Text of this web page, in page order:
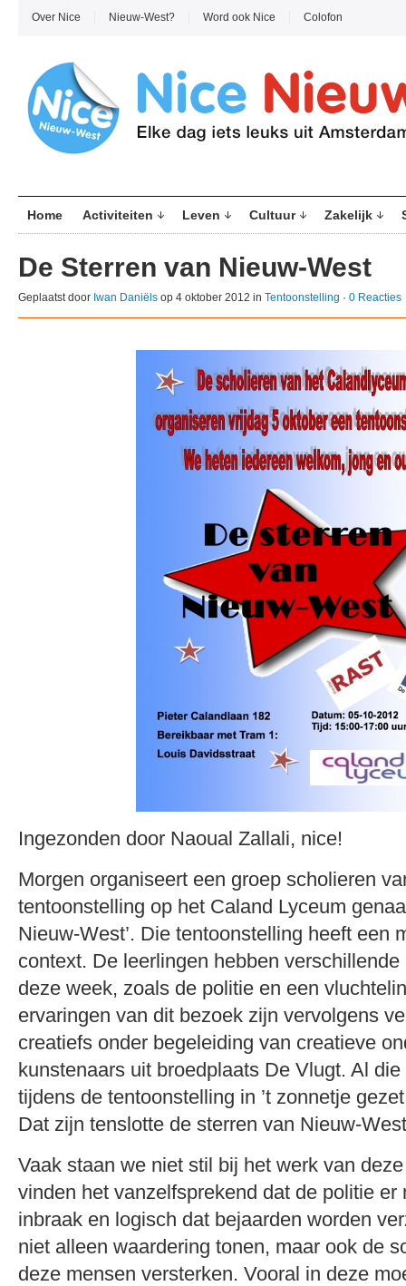
Over Nice Nieuw-West? Word ook Nice Colofon
Home Activiteiten Leven Cultuur Zakelijk
De Sterren van Nieuw-West
Geplaatst door Iwan Daniëls op 4 oktober 2012 in Tentoonstelling · 0 Reacties
Ingezonden door Naoual Zallali, nice!
Morgen organiseert een groep scholieren
tentoonstelling op het Caland Lyceum
Nieuw-West’. Die tentoonstelling heeft een
context. De leerlingen hebben
deze week, zoals de politie en een
ervaringen van dit bezoek zijn vervolgens
creatiefs onder begeleiding van creatieve
kunstenaars uit broedplaats De Vlugt. Al
tijdens de tentoonstelling in ’t zonnetje
Dat zijn tenslotte de sterren van Nieuw-
Vaak staan we niet stil bij het werk van
vinden het vanzelfsprekend dat de politie er
inbraak en logisch dat bejaarden worden
niet alleen waardering tonen, maar ook de
deze mensen versterken. Vooral in deze